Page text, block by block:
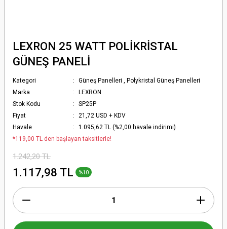
LEXRON 25 WATT POLİKRİSTAL
GÜNEŞ PANELİ
Kategori Güneş Panelleri , Polykristal Güneş Panelleri
Marka
LEXRON
Stok Kodu
SP25P
Fiyat
21,72 USD + KDV
Havale
1.095,62 TL (%2,00 havale indirimi)
*119,00 TL den başlayan taksitlerle!
1.242,20 TL
1.117,98 TL %10